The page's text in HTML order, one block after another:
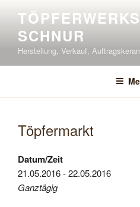
springenSCHNUR
Herstellung, Verkauf,
Töpfermarkt
Datum/Zeit
21.05.2016 - 22.05.2016
Ganztägig